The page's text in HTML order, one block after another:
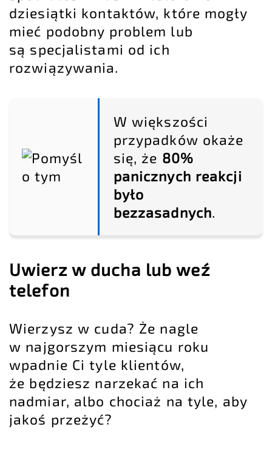
dziesiątki kontaktów, które mogły
mieć podobny problem lub
są specjalistami od ich
rozwiązywania.
W większości
przypadków okaże
się, że 80%
panicznych reakcji
było
bezzasadnych.
Uwierz w ducha lub weź
telefon
Wierzysz w cuda? Że nagle
w najgorszym miesiącu roku
wpadnie Ci tyle klientów,
że będziesz narzekać na ich
nadmiar, albo chociaż na tyle, aby
jakoś przeżyć?